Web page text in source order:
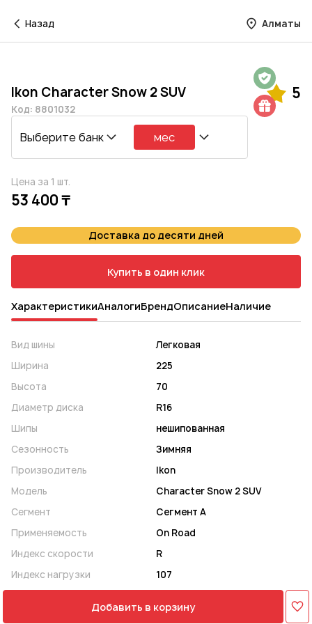
Назад Алматы
Ikon Character Snow 2 SUV 5
Код: 8801032
Выберите банк мес
Цена за 1 шт.
53 400 ₸
Доставка до десяти дней
Купить в один клик
ХарактеристикиАналогиБрендОписаниеНаличие
Вид шины
Легковая
Ширина
225
Высота
70
Диаметр диска
R16
Шипы
нешипованная
Сезонность
Зимняя
Производитель
Ikon
Модель
Character Snow 2 SUV
Сегмент
Сегмент A
Применяемость
On Road
Индекс скорости
R
Индекс нагрузки
107
Добавить в корзину